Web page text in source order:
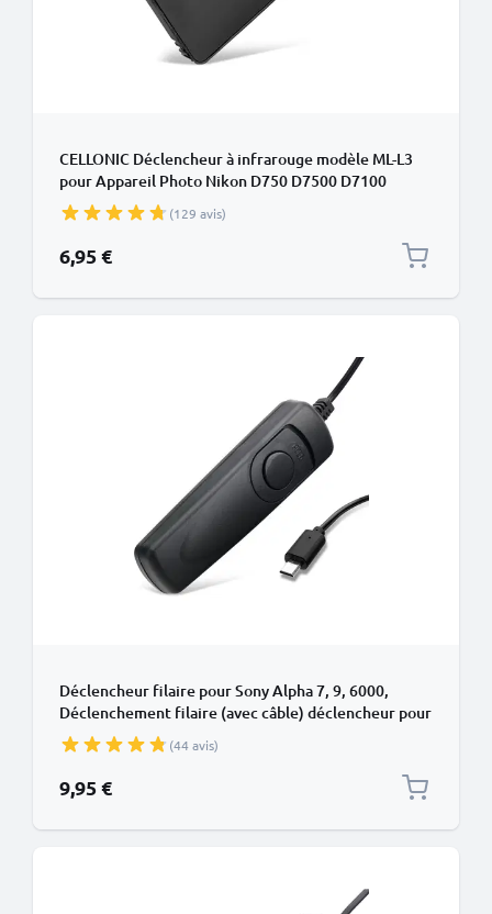
CELLONIC Déclencheur à infrarouge modèle ML-L3
pour Appareil Photo Nikon D750 D7500 D7100
D7000 D5300 D5200 D5100 D5000 D3400 D3300
D3000 D90 / Coolpix A P7800 - Déclencheur à
Distance sans fil pour Caméras Photo
(129 avis)
6,95 €
Déclencheur filaire pour Sony Alpha 7, 9, 6000,
Déclenchement filaire (avec câble) déclencheur pour
appareil photo de subtel
(44 avis)
9,95 €